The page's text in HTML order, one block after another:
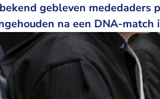
gebleven mededaders
na een DNA-match